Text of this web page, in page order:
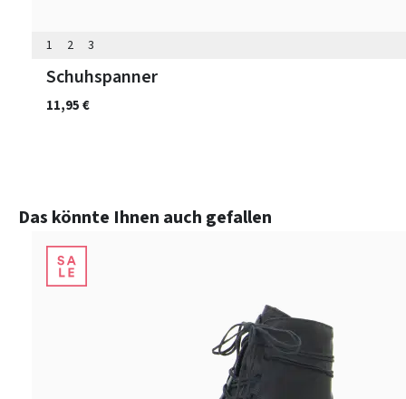
1 2 3
Schuhspanner
11,95 €
Produktgalerie überspringen
Das könnte Ihnen auch gefallen